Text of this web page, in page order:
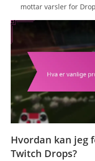
mottar varsler for
Hvordan kan jeg
Twitch Drops?